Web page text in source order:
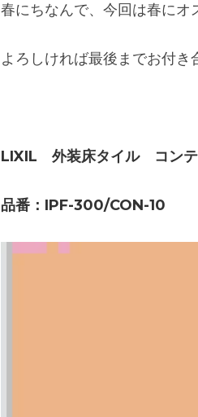
春にちなんで、今回は春にオ
よろしければ最後までお付き
LIXIL　外装床タイル　コン
品番：IPF-300/CON-10